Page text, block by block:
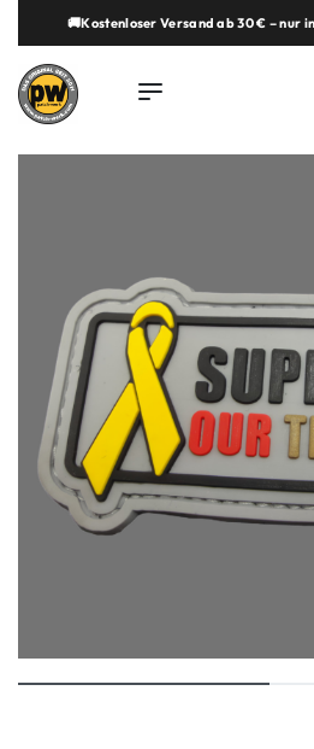
springen🚚Kostenloser Versand ab 30 € – nur